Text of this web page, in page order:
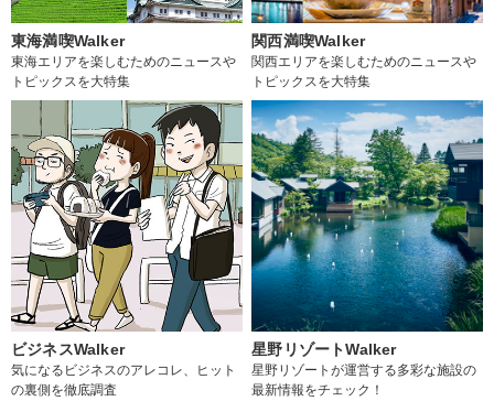
東海満喫Walker
東海エリアを楽しむためのニュースや
トピックスを大特集
関西満喫Walker
関西エリアを楽しむためのニュースや
トピックスを大特集
ビジネスWalker
気になるビジネスのアレコレ、ヒット
の裏側を徹底調査
星野リゾートWalker
星野リゾートが運営する多彩な施設の
最新情報をチェック！